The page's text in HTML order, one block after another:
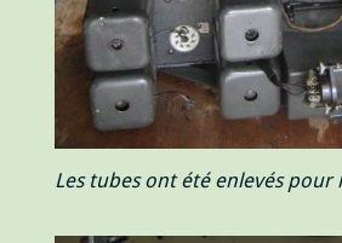
Les tubes ont été enlevés